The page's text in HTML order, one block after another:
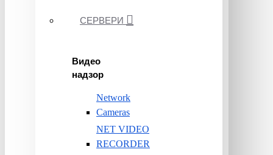
СЕРВЕРИ
Видео
надзор
Network
Cameras
NET VIDEO
RECORDER